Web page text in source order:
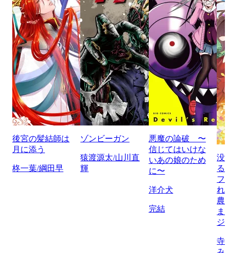
後宮の髪結師は
月に添う
柊一葉/綱田早
ゾンビーガン
猿渡源太/山川直
輝
悪魔の論破 〜
信じてはいけな
いあの娘のため
に〜
洋介犬
完結
没
る
フ
れ
農
ま
ジ
寺